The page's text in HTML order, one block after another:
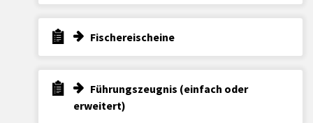
Fischereischeine
Führungszeugnis (einfach oder
erweitert)